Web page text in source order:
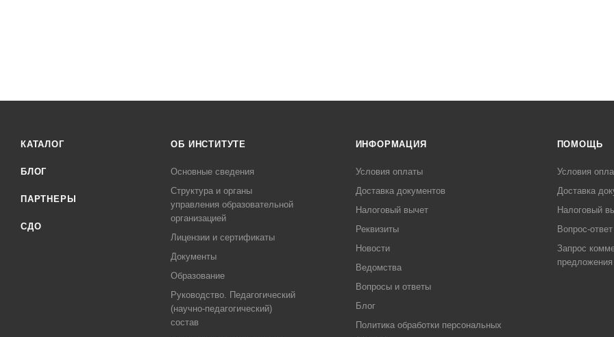
КАТАЛОГ
БЛОГ
ПАРТНЕРЫ
СДО
ОБ ИНСТИТУТЕ
Основные сведения
Структура и органы
управления образовательной
организацией
Лицензии и сертификаты
Документы
Образование
Руководство. Педагогический
(научно-педагогический)
состав
ИНФОРМАЦИЯ
Условия оплаты
Доставка документов
Налоговый вычет
Реквизиты
Новости
Ведомства
Вопросы и ответы
Блог
Политика обработки персональных
ПОМОЩЬ
Условия
Доставка
Налоговый
Вопрос-ответ
Запрос
предложения